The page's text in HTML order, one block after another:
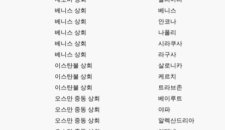
베니스 상회
베니스
베니스 상회
안코나
베니스 상회
나폴리
베니스 상회
시라쿠사
베니스 상회
라구사
이스탄불 상회
살로니카
이스탄불 상회
케르치
이스탄불 상회
트라브존
오스만 중동 상회
베이루트
오스만 중동 상회
야파
오스만 중동 상회
알렉산드리아
8버전쪽은 아에 지원을 안하니깐 .. 용량도 용량이고 ;;
ㅋㅋㅋ 다 똑같은거같네여. 저도 xe3 가따가 하루만에 다시왔었는데